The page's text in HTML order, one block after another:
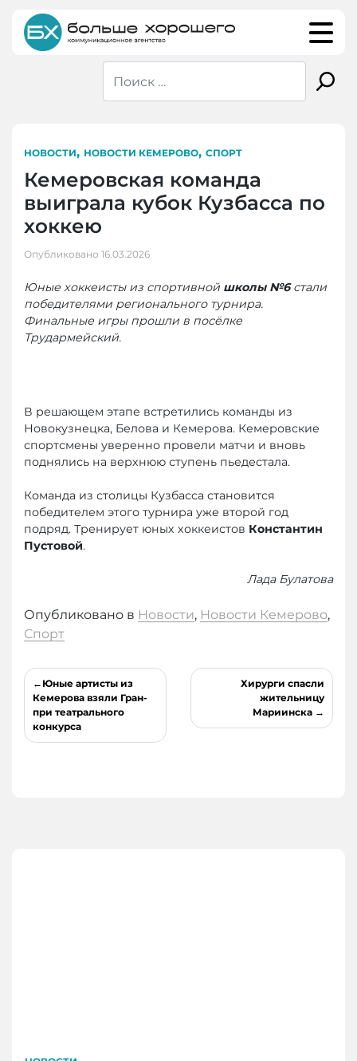
content
НОВОСТИ, НОВОСТИ КЕМЕРОВО, СПОРТ
Кемеровская команда
выиграла кубок Кузбасса по
хоккею
Опубликовано 16.03.2026
Юные хоккеисты из спортивной школы №6стали
победителями регионального турнира.
Финальные игры прошли в посёлке
Трудармейский.
В решающем этапе встретились команды из
Новокузнецка, Белова и Кемерова. Кемеровские
спортсмены уверенно провели матчи и вновь
поднялись на верхнюю ступень пьедестала.
Команда из столицы Кузбасса становится
победителем этого турнира уже второй год
подряд. Тренирует юных хоккеистов Константин
Пустовой.
Лада Булатова
Опубликовано в Новости, Новости Кемерово,
Спорт
Навигация
по
записям
Юные артисты из
Кемерова взяли Гран-
при театрального
конкурса
Хирурги спасли
жительницу
Мариинска